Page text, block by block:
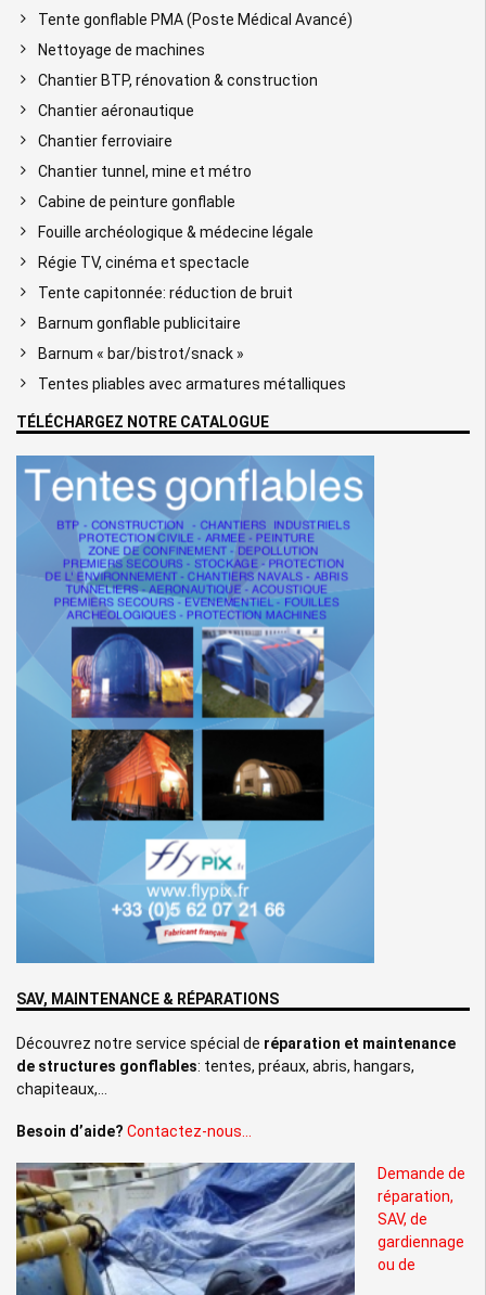
Tente gonflable PMA (Poste Médical Avancé)
Nettoyage de machines
Chantier BTP, rénovation & construction
Chantier aéronautique
Chantier ferroviaire
Chantier tunnel, mine et métro
Cabine de peinture gonflable
Fouille archéologique & médecine légale
Régie TV, cinéma et spectacle
Tente capitonnée: réduction de bruit
Barnum gonflable publicitaire
Barnum « bar/bistrot/snack »
Tentes pliables avec armatures métalliques
TÉLÉCHARGEZ NOTRE CATALOGUE
SAV, MAINTENANCE & RÉPARATIONS
Découvrez notre service spécial de réparation et maintenance
de structures gonflables: tentes, préaux, abris, hangars,
chapiteaux,…
Besoin d’aide? Contactez-nous…
Demande de
réparation,
SAV, de
gardiennage
ou de